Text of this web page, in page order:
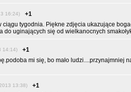
16:24)
+1
ciągu tygodnia. Piękne zdjęcia ukazujące
do uginających się od wielkanocnych
14:14)
+1
mi się, bo mało ludzi....przynajmniej
13:38)
+1